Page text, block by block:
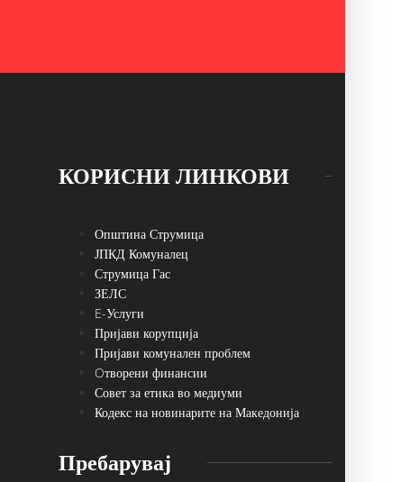
КОРИСНИ ЛИНКОВИ
Општина Струмица
ЈПКД Комуналец
Струмица Гас
ЗЕЛС
E-Услуги
Пријави корупција
Пријави комунален проблем
Oтворени финансии
Совет за етика во медиуми
Кодекс на новинарите на Македонија
Пребарувај